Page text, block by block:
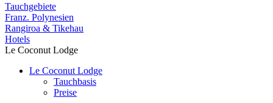
Tauchgebiete
Franz. Polynesien
Rangiroa & Tikehau
Hotels
Le Coconut Lodge
Le Coconut Lodge
Tauchbasis
Preise